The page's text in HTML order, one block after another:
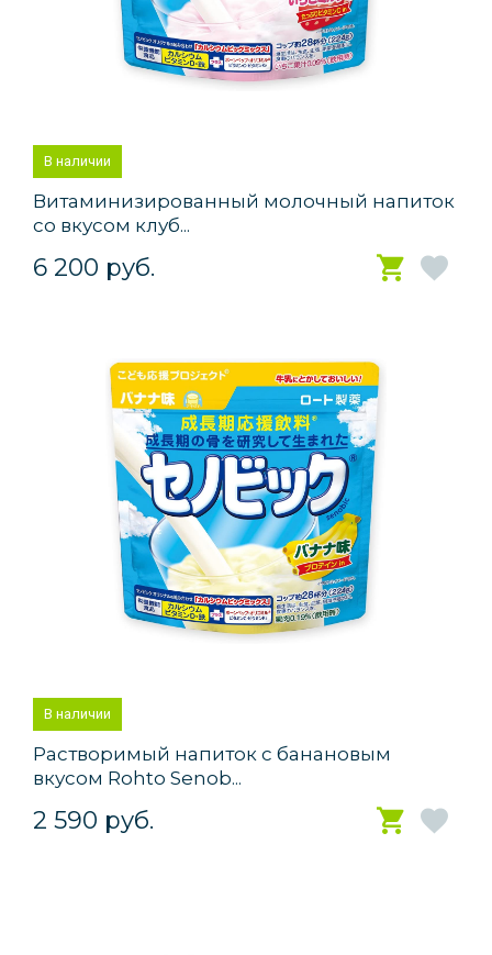
В наличии
Витаминизированный молочный напиток
со вкусом клуб...
6 200 руб.
В наличии
Растворимый напиток с банановым
вкусом Rohto Senob...
2 590 руб.